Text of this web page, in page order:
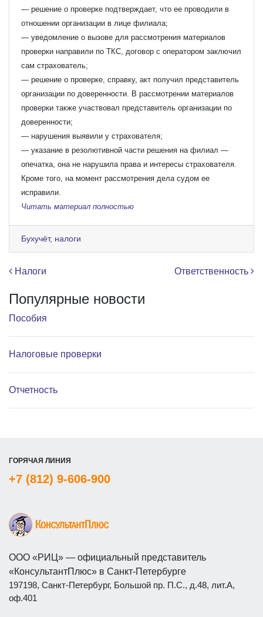
— решение о проверке подтверждает, что ее проводили в
отношении организации в лице филиала;
— уведомление о вызове для рассмотрения материалов
проверки направили по ТКС, договор с оператором заключил
сам страхователь;
— решение о проверке, справку, акт получил представитель
организации по доверенности. В рассмотрении материалов
проверки также участвовал представитель организации по
доверенности;
— нарушения выявили у страхователя;
— указание в резолютивной части решения на филиал —
опечатка, она не нарушила права и интересы страхователя.
Кроме того, на момент рассмотрения дела судом ее
исправили.
Читать материал полностью
Бухучёт, налоги
Навигация по записям
Налоги Ответственность
Популярные новости
Пособия
Налоговые проверки
Отчетность
ГОРЯЧАЯ ЛИНИЯ
+7 (812) 9-606-900
ООО «РИЦ» — официальный представитель
«КонсультантПлюс» в Санкт-Петербурге
197198, Санкт-Петербург, Большой пр. П.С., д.48, лит.А,
оф.401